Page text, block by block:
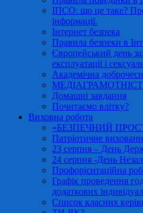
ІПСО: що це таке?
інформації.
Інтернет безпека
Правила безпеки в
Європейський день
експлуатації і
Академічна
Домашні завдання
Почитаємо влітку?
Виховна робота
«БЕЗПЕЧНИЙ
Патріотичне
23 серпня – День
24 серпня -День
Профорієнтаційна
Графік проведення
додаткових
Список класних